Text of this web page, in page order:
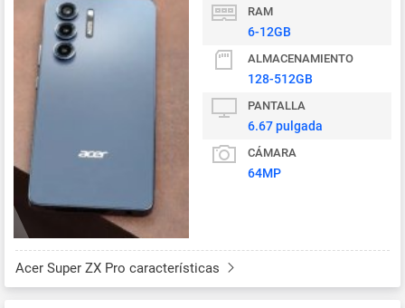
RAM
6-12GB
ALMACENAMIENTO
128-512GB
PANTALLA
6.67 pulgada
CÁMARA
64MP
Acer Super ZX Pro características